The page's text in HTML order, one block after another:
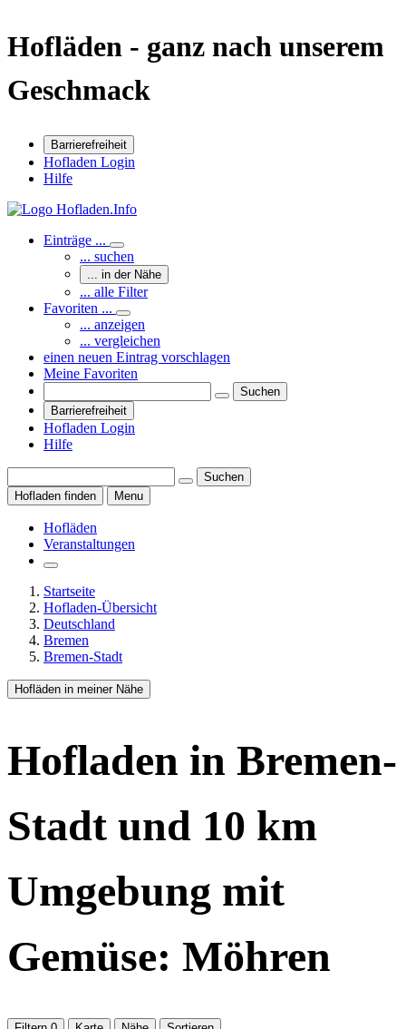
Hofläden - ganz nach unserem
Geschmack
Barrierefreiheit
Hofladen Login
Hilfe
Einträge ...
... suchen
... in der Nähe
... alle Filter
Favoriten ...
... anzeigen
... vergleichen
einen neuen Eintrag vorschlagen
Meine Favoriten
Suchen
Barrierefreiheit
Hofladen Login
Hilfe
Suchen
Hofladen finden
Menu
Hofläden
Veranstaltungen
Startseite
Hofladen-Übersicht
Deutschland
Bremen
Bremen-Stadt
Hofläden in meiner Nähe
Hofladen in Bremen-
Stadt und 10 km
Umgebung mit
Gemüse: Möhren